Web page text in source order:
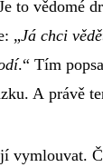
to vědomé
„Já chci
.“ Tím
A právě
vymlouvat.